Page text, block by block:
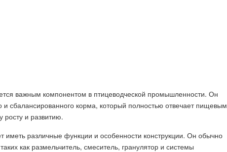
важным компонентом в птицеводческой промышленности. Он
и сбалансированного корма, который полностью отвечает пищевым
росту и развитию.
иметь различные функции и особенности конструкции. Он обычно
как размельчитель, смеситель, гранулятор и системы